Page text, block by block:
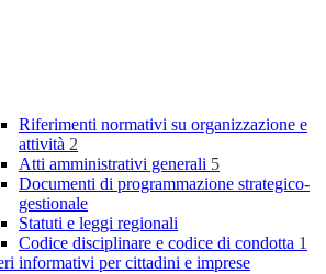
Riferimenti normativi su organizzazione e
attività 2
Atti amministrativi generali 5
Documenti di programmazione strategico-
gestionale
Statuti e leggi regionali
Codice disciplinare e codice di condotta 1
informativi per cittadini e imprese